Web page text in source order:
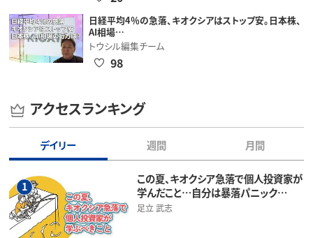
日経平均4％の急落、キオクシアはストップ安。日本株、
AI相場…
トウシル編集チーム
98
アクセスランキング
デイリー 週間 月間
1
この夏、キオクシア急落で個人投資家が
学んだこと…自分は暴落パニック…
足立 武志